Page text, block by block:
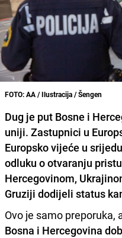
FOTO: AA / Ilustracija / Šengen
Dug je put Bosne i
uniji. Zastupnici u
Europsko vijeće u
odluku o otvaranju
Hercegovinom,
Gruziji dodijeli status
Ovo je samo preporuka,
Bosna i Hercegovina